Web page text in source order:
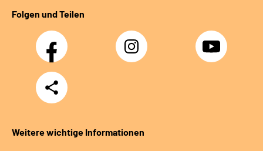
Folgen und Teilen
Facebook Instagram YouTube
Teilen
Weitere wichtige Informationen